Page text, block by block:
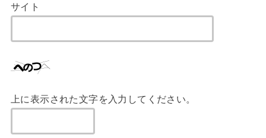
サイト
上に表示された文字を入力してください。